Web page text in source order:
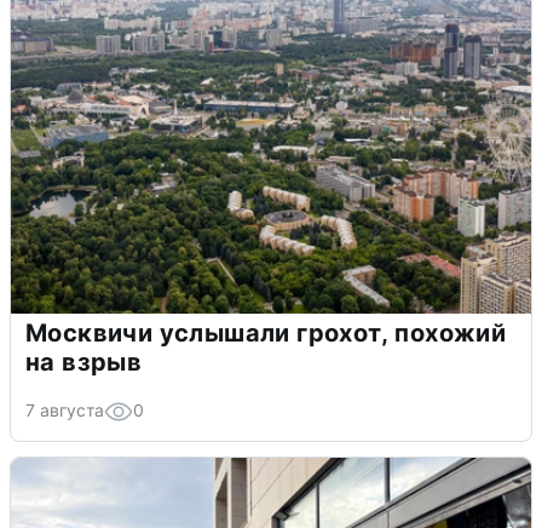
Москвичи услышали грохот, похожий
на взрыв
7 августа 0